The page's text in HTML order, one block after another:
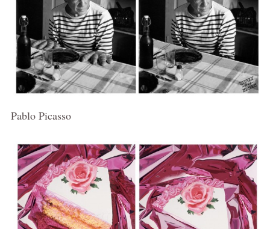
Pablo Picasso